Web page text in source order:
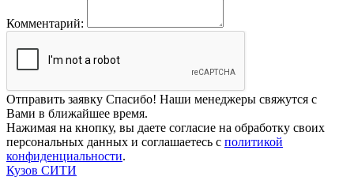
Комментарий:
Отправить заявку Спасибо! Наши менеджеры свяжутся с
Вами в ближайшее время.
Нажимая на кнопку, вы даете согласие на обработку своих
персональных данных и соглашаетесь с политикой
конфиденциальности.
Кузов СИТИ